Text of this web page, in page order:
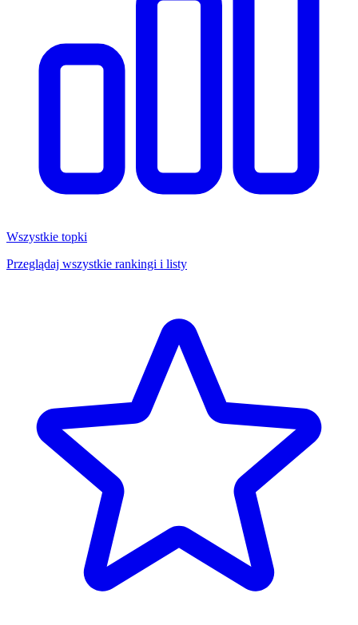
Wszystkie topki
Przeglądaj wszystkie rankingi i listy